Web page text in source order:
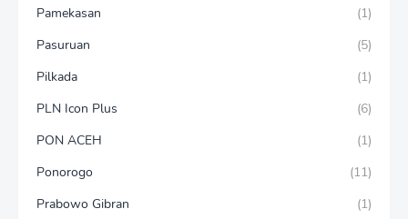
Pamekasan
(1)
Pasuruan
(5)
Pilkada
(1)
PLN Icon Plus
(6)
PON ACEH
(1)
Ponorogo
(11)
Prabowo Gibran
(1)